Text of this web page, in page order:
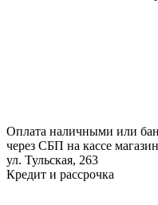
Оплата наличными или
через СБП на кассе
ул. Тульская, 263
Кредит и рассрочка